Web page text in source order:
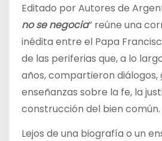
Editado por Autores de
no se negocia” reúne una
inédita entre el Papa
de las periferias que, a lo
años, compartieron diálogos,
enseñanzas sobre la fe, la
construcción del bien común.
Lejos de una biografía o un